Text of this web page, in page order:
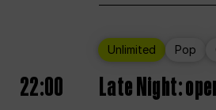
Unlimited Pop
22:00 Late Night: